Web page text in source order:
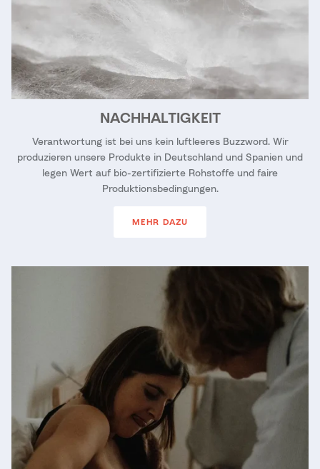
NACHHALTIGKEIT
Verantwortung ist bei uns kein luftleeres Buzzword. Wir
produzieren unsere Produkte in Deutschland und Spanien und
legen Wert auf bio-zertifizierte Rohstoffe und faire
Produktionsbedingungen.
MEHR DAZU